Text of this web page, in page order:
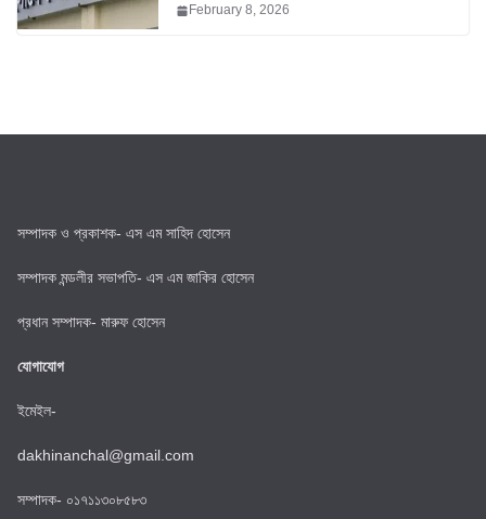
February 8, 2026
সম্পাদক ও প্রকাশক- এস এম সাহিদ হোসেন
সম্পাদক মন্ডলীর সভাপতি- এস এম জাকির হোসেন
প্রধান সম্পাদক- মারুফ হোসেন
যোগাযোগ
ইমেইল-
dakhinanchal@gmail.com
সম্পাদক- ০১৭১১৩০৮৫৮৩